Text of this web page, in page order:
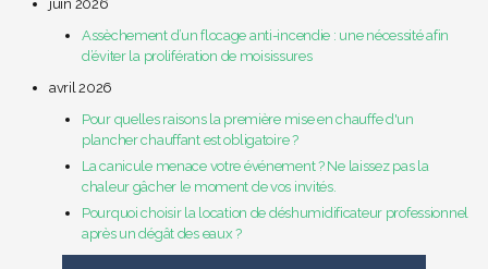
juin 2026
Assèchement d’un flocage anti-incendie : une nécessité afin
d’éviter la prolifération de moisissures
avril 2026
Pour quelles raisons la première mise en chauffe d'un
plancher chauffant est obligatoire ?
La canicule menace votre événement ? Ne laissez pas la
chaleur gâcher le moment de vos invités.
Pourquoi choisir la location de déshumidificateur professionnel
après un dégât des eaux ?